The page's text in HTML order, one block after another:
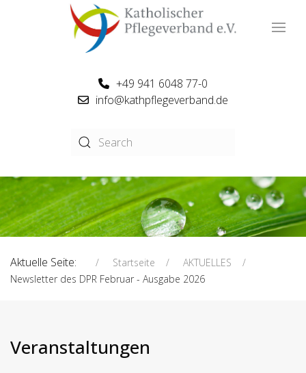
+49 941 6048 77-0
info@kathpflegeverband.de
Aktuelle Seite: Startseite
AKTUELLES
Newsletter des DPR Februar - Ausgabe 2026
Veranstaltungen